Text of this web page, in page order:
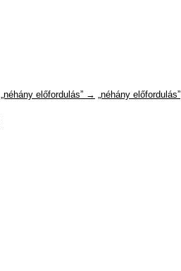
„néhány előfordulás” → „néhány előfordulás”